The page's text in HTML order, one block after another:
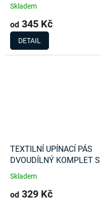
Skladem
od 345 Kč
DETAIL
TEXTILNÍ UPÍNACÍ PÁS
DVOUDÍLNÝ KOMPLET S
RÁČNOU 4000Kg
Skladem
od 329 Kč